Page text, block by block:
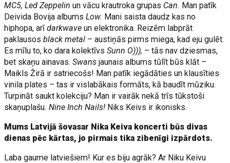
MC5, Led Zeppelin un vācu krautroka grupas Can. Man patīk
Deivida Bovija albumsLow. Mani saista daudz kas no
hiphopa, arīdarkwave un elektronika. Reizēm labprāt
paklausos black metal – austiņās pirms miega, kad eju gulēt.
Es mīlu to, ko dara kolektīvsSunn O))), – tās nav dziesmas,
bet skaņu ainavas.Swans jaunais albums tūlīt būs klāt –
Maikls Žirā ir satriecošs! Man patīk iegādāties un klausīties
vinila plates – tas ir vislabākais formāts, kā baudīt mūziku.
Turpināt saukt kolekciju? Man ir vairāk nekā trīs tūkstoši
skaņuplašu. Nine Inch Nails! Niks Keivs ir ikonisks.
Mums Latvijā šovasar Nika Keiva koncerti būs divas
dienas pēc kārtas, jo pirmais tika zibenīgi izpārdots.
Laba gaume latviešiem! Kur es biju agrāk? Ar Niku Keivu